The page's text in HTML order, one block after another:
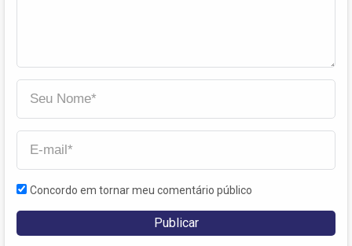
Concordo em tornar meu comentário público